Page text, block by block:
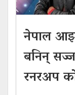
नेपाल
बनिन्
रनरअप